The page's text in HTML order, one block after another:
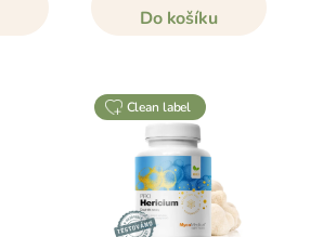
Do košíku
clean label